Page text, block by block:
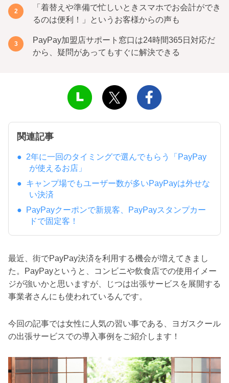
「着替えや準備で忙しいときスマホでお会計ができ
るのは便利！」というお客様からの声も
PayPay加盟店サポート窓口は24時間365日対応だ
から、疑問があってもすぐに解決できる
関連記事
2年に一回のタイミングで選んでもらう「PayPay
が使えるお店」
キャンプ場でもユーザー数が多いPayPayは外せな
い決済
PayPayクーポンで新規客、PayPayスタンプカー
ドで固定客！
最近、街でPayPay決済を利用する機会が増えてきまし
た。PayPayというと、コンビニや飲食店での使用イメー
ジが強いかと思いますが、じつは出張サービスを展開する
事業者さんにも使われているんです。
今回の記事では女性に人気の習い事である、ヨガスクール
の出張サービスでの導入事例をご紹介します！